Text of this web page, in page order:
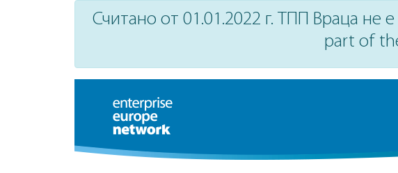
Считано от 01.01.2022 г. ТПП Враца не
part of